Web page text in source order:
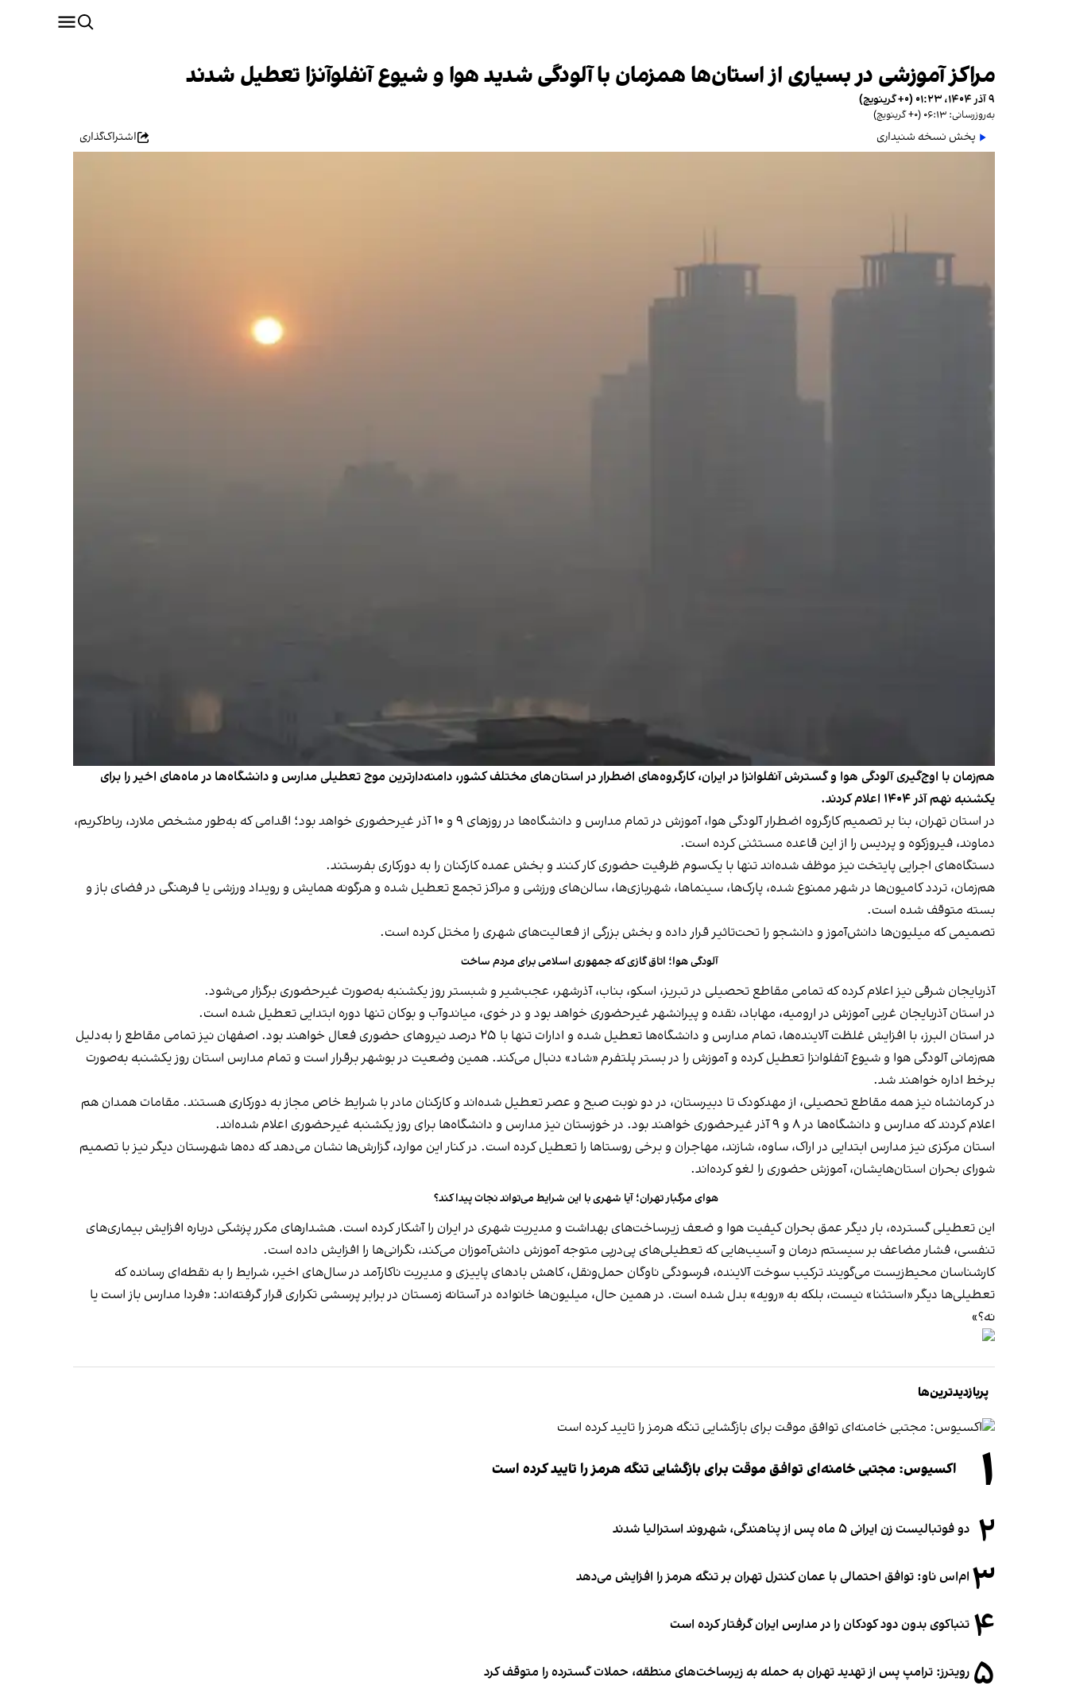
مراکز آموزشی در بسیاری از استان‌ها همزمان با آلودگی شدید هوا و شیوع آنفلوآنزا تعطیل شدند
۹ آذر ۱۴۰۴، ۰۱:۲۳ (‎+۰ گرینویچ)
به‌روزرسانی: ۰۶:۱۳ (‎+۰ گرینویچ)
پخش نسخه شنیداری اشتراک‌گذاری
هم‌زمان با اوج‌گیری آلودگی هوا و گسترش آنفلوانزا در ایران، کارگروه‌های اضطرار در استان‌های مختلف کشور، دامنه‌دارترین موج تعطیلی مدارس و دانشگاه‌ها در ماه‌های اخیر را برای
یکشنبه نهم آذر ۱۴۰۴ اعلام کردند.
در استان تهران، بنا بر تصمیم کارگروه اضطرار آلودگی هوا، آموزش در تمام مدارس و دانشگاه‌ها در روزهای ۹ و ۱۰ آذر غیرحضوری خواهد بود؛ اقدامی که به‌طور مشخص ملارد، رباط‌کریم،
دماوند، فیروزکوه و پردیس را از این قاعده مستثنی کرده است.
دستگاه‌های اجرایی پایتخت نیز موظف شده‌اند تنها با یک‌سوم ظرفیت حضوری کار کنند و بخش عمده کارکنان را به دورکاری بفرستند.
هم‌زمان، تردد کامیون‌ها در شهر ممنوع شده، پارک‌ها، سینماها، شهربازی‌ها، سالن‌های ورزشی و مراکز تجمع تعطیل شده و هرگونه همایش و رویداد ورزشی یا فرهنگی در فضای باز و
بسته متوقف شده است.
تصمیمی که میلیون‌ها دانش‌آموز و دانشجو را تحت‌تاثیر قرار داده و بخش بزرگی از فعالیت‌های شهری را مختل کرده است.
آلودگی هوا؛ اتاق گازی که جمهوری اسلامی برای مردم ساخت
آذربایجان شرقی نیز اعلام کرده که تمامی مقاطع تحصیلی در تبریز، اسکو، بناب، آذرشهر، عجب‌شیر و شبستر روز یکشنبه به‌صورت غیرحضوری برگزار می‌شود.
در استان آذربایجان غربی آموزش در ارومیه، مهاباد، نقده و پیرانشهر غیرحضوری خواهد بود و در خوی، میاندوآب و بوکان تنها دوره ابتدایی تعطیل شده است.
در استان البرز، با افزایش غلظت آلاینده‌ها، تمام مدارس و دانشگاه‌ها تعطیل شده و ادارات تنها با ۲۵ درصد نیروهای حضوری فعال خواهند بود. اصفهان نیز تمامی مقاطع را به‌دلیل
هم‌زمانی آلودگی هوا و شیوع آنفلوانزا تعطیل کرده و آموزش را در بستر پلتفرم «شاد» دنبال می‌کند. همین وضعیت در بوشهر برقرار است و تمام مدارس استان روز یکشنبه به‌صورت
برخط اداره خواهند شد.
در کرمانشاه نیز همه مقاطع تحصیلی، از مهدکودک تا دبیرستان، در دو نوبت صبح و عصر تعطیل شده‌اند و کارکنان مادر با شرایط خاص مجاز به دورکاری هستند. مقامات همدان هم
اعلام کردند که مدارس و دانشگاه‌ها در ۸ و ۹ آذر غیرحضوری خواهند بود. در خوزستان نیز مدارس و دانشگاه‌ها برای روز یکشنبه غیرحضوری اعلام شده‌اند.
استان مرکزی نیز مدارس ابتدایی در اراک، ساوه، شازند، مهاجران و برخی روستاها را تعطیل کرده است. در کنار این موارد، گزارش‌ها نشان می‌دهد که ده‌ها شهرستان دیگر نیز با تصمیم
شورای بحران استان‌هایشان، آموزش حضوری را لغو کرده‌اند.
هوای مرگبار تهران؛ آیا شهری با این شرایط می‌تواند نجات پیدا کند؟
این تعطیلی گسترده، بار دیگر عمق بحران کیفیت هوا و ضعف زیرساخت‌های بهداشت و مدیریت شهری در ایران را آشکار کرده است. هشدارهای مکرر پزشکی درباره افزایش بیماری‌های
تنفسی، فشار مضاعف بر سیستم درمان و آسیب‌هایی که تعطیلی‌های پی‌درپی متوجه آموزش دانش‌آموزان می‌کند، نگرانی‌ها را افزایش داده است.
کارشناسان محیط‌زیست می‌گویند ترکیب سوخت آلاینده، فرسودگی ناوگان حمل‌ونقل، کاهش بادهای پاییزی و مدیریت ناکارآمد در سال‌های اخیر، شرایط را به نقطه‌ای رسانده که
تعطیلی‌ها دیگر «استثنا» نیست، بلکه به «رویه» بدل شده است. در همین حال، میلیون‌ها خانواده در آستانه زمستان در برابر پرسشی تکراری قرار گرفته‌اند: «فردا مدارس باز است یا
نه؟»
پربازدیدترین‌ها
۱ اکسیوس: مجتبی خامنه‌ای توافق موقت برای بازگشایی تنگه هرمز را تایید کرده است
۲ دو فوتبالیست زن ایرانی ۵ ماه پس از پناهندگی، شهروند استرالیا شدند
۳ ام‌اس ناو: توافق احتمالی با عمان کنترل تهران بر تنگه هرمز را افزایش می‌دهد
۴ تنباکوی بدون دود کودکان را در مدارس ایران گرفتار کرده است
۵ رویترز: ترامپ پس از تهدید تهران به حمله به زیرساخت‌های منطقه، حملات گسترده را متوقف کرد